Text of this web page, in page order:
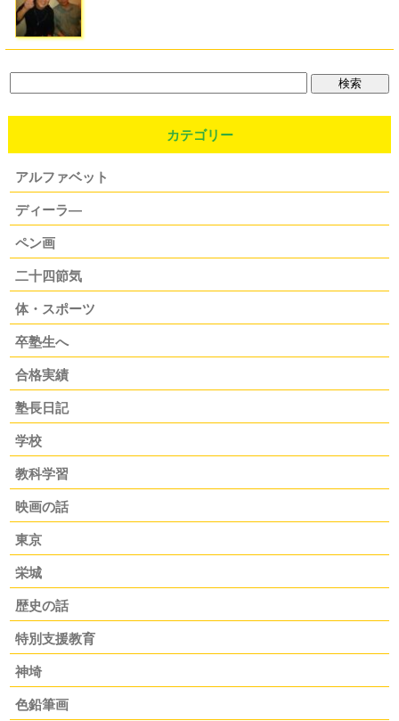
カテゴリー
アルファベット
ディーラ―
ペン画
二十四節気
体・スポーツ
卒塾生へ
合格実績
塾長日記
学校
教科学習
映画の話
東京
栄城
歴史の話
特別支援教育
神埼
色鉛筆画